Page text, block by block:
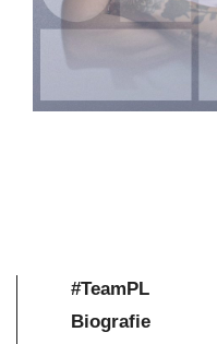
#TeamPL
Biografie